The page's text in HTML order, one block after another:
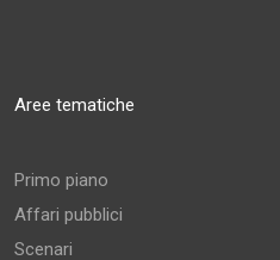
Aree tematiche
Primo piano
Affari pubblici
Scenari